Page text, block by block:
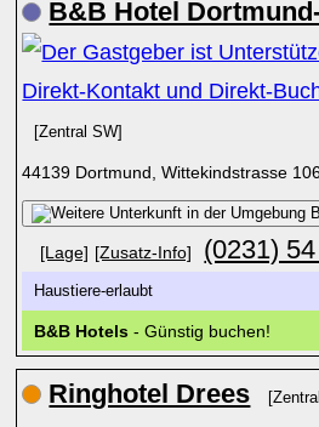
B&B Hotel
[Zentral SW]
44139 Dortmund, Wittekindstrasse
[Lage] [Zusatz-Info] (0231)
Haustiere-erlaubt
B&B Hotels - Günstig buchen!
Ringhotel Drees